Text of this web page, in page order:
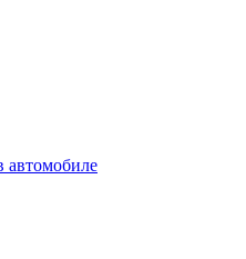
автомобиле